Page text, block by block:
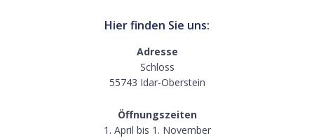
Hier finden Sie uns:
Adresse
Schloss
55743 Idar-Oberstein
Öffnungszeiten
1. April bis 1. November